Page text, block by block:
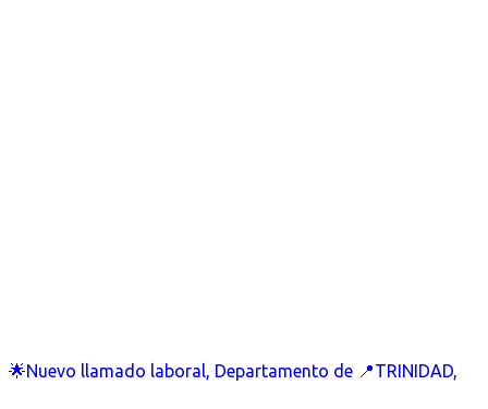
🌟Nuevo llamado laboral, Departamento de 📍TRINIDAD,